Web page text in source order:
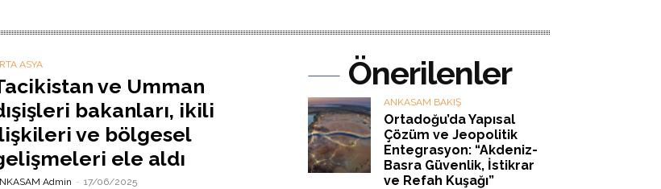
ASYA
ve Umman
bakanları, ikili
ve bölgesel
ele aldı
Admin - 17/06/2025
Önerilenler
ANKASAM BAKIŞ
Ortadoğu’da Yapısal
Çözüm ve Jeopolitik
Entegrasyon: “Akdeniz-
Basra Güvenlik, İstikrar
ve Refah Kuşağı”